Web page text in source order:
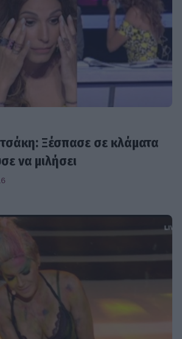
Ξέσπασε σε κλάματα
να μιλήσει